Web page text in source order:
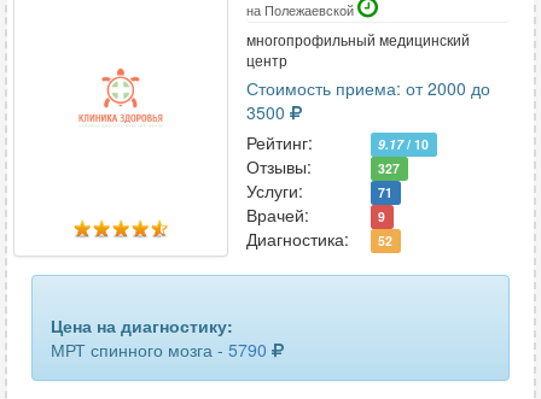
на Полежаевской
многопрофильный медицинский
центр
Стоимость приема: от 2000 до
3500
Рейтинг:
9.17/ 10
Отзывы: 327
Услуги: 71
Врачей: 9
Диагностика: 52
Цена на диагностику:
МРТ спинного мозга - 5790